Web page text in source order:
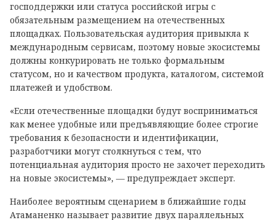
господдержки или статуса российской игры с
обязательным размещением на отечественных
площадках. Пользовательская аудитория привыкла к
международным сервисам, поэтому новые экосистемы
должны конкурировать не только формальным
статусом, но и качеством продукта, каталогом, системой
платежей и удобством.
«Если отечественные площадки будут восприниматься
как менее удобные или предъявляющие более строгие
требования к безопасности и идентификации,
разработчики могут столкнуться с тем, что
потенциальная аудитория просто не захочет переходить
на новые экосистемы», — предупреждает эксперт.
Наиболее вероятным сценарием в ближайшие годы
Атаманенко называет развитие двух параллельных